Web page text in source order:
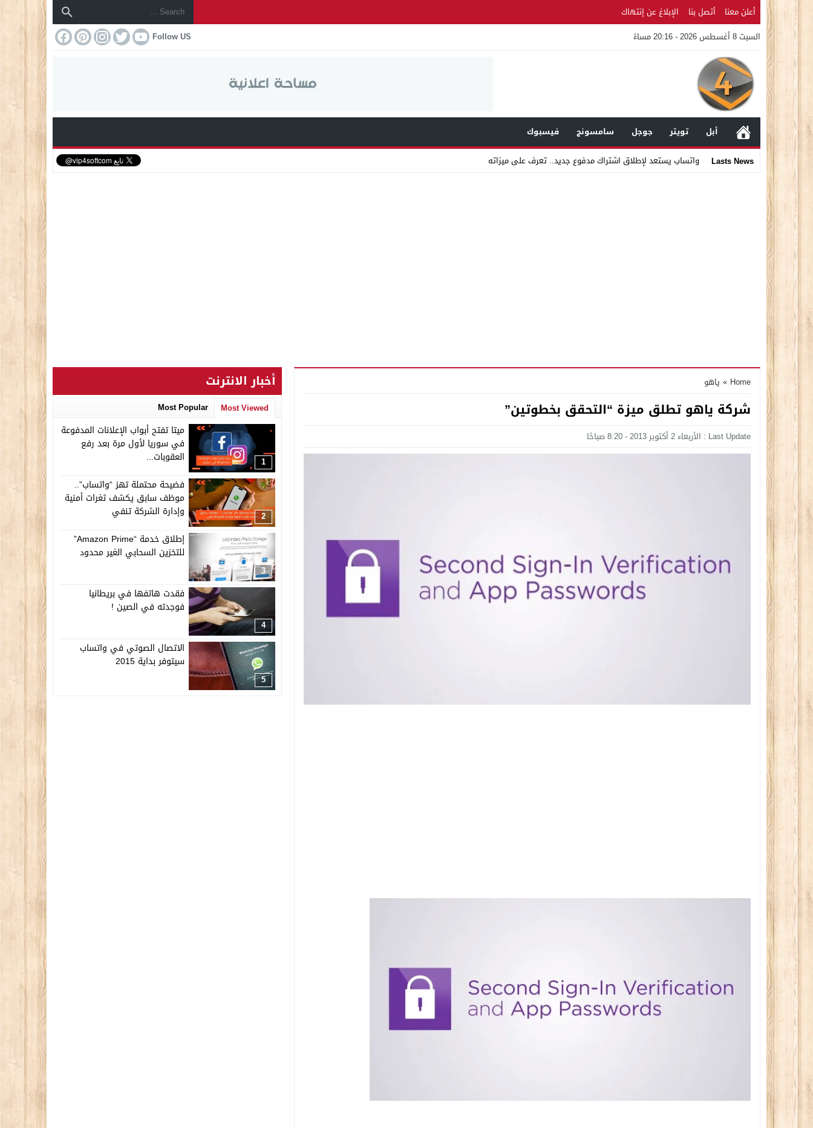
أعلن معنا أتصل بنا
الإبلاغ عن إنتهاك
السبت 8 أغسطس 2026 - 20:16 مساءً
Follow US
أبل تويتر جوجل سامسونج
فيسبوك
Lasts News
واتساب يستعد لإطلاق اشتراك مدفوع جديد.. تعرف على ميزاته
Home
» ياهو
شركة ياهو تطلق ميزة “التحقق بخطوتين”
Last Update : الأربعاء 2 أكتوبر 2013 - 8:20 صباحًا
أخبار الانترنت
Most Viewed
Most Popular
1
ميتا تفتح أبواب الإعلانات المدفوعة
في سوريا لأول مرة بعد رفع
العقوبات...
2
فضيحة محتملة تهز “واتساب”..
موظف سابق يكشف ثغرات أمنية
وإدارة الشركة تنفي
3
إطلاق خدمة “Amazon Prime”
للتخزين السحابي الغير محدود
4
فقدت هاتفها في بريطانيا
فوجدته في الصين !
5
الاتصال الصوتي في واتساب
سيتوفر بداية 2015